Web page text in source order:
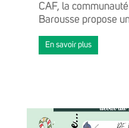
CAF, la
Barousse propose
En savoir plus
ACTUALITÉS AGENDA